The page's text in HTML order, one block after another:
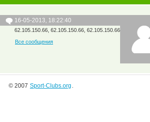
16-05-2013, 18:22:40
62.105.150.66, 62.105.150.66, 62.105.150.66
Все сообщения
© 2007 Sport-Clubs.org .